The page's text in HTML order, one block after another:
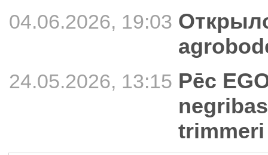
04.06.2026, 19:03
24.05.2026, 13:15 Pēc
trimmeri